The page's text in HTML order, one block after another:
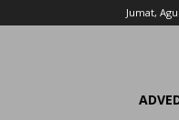
Jumat,